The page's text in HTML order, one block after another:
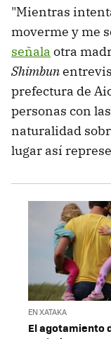
"Mientras
moverme y me
señala otra
Shimbun
prefectura de
personas con
naturalidad
lugar así
EN XATAKA
El agotamiento